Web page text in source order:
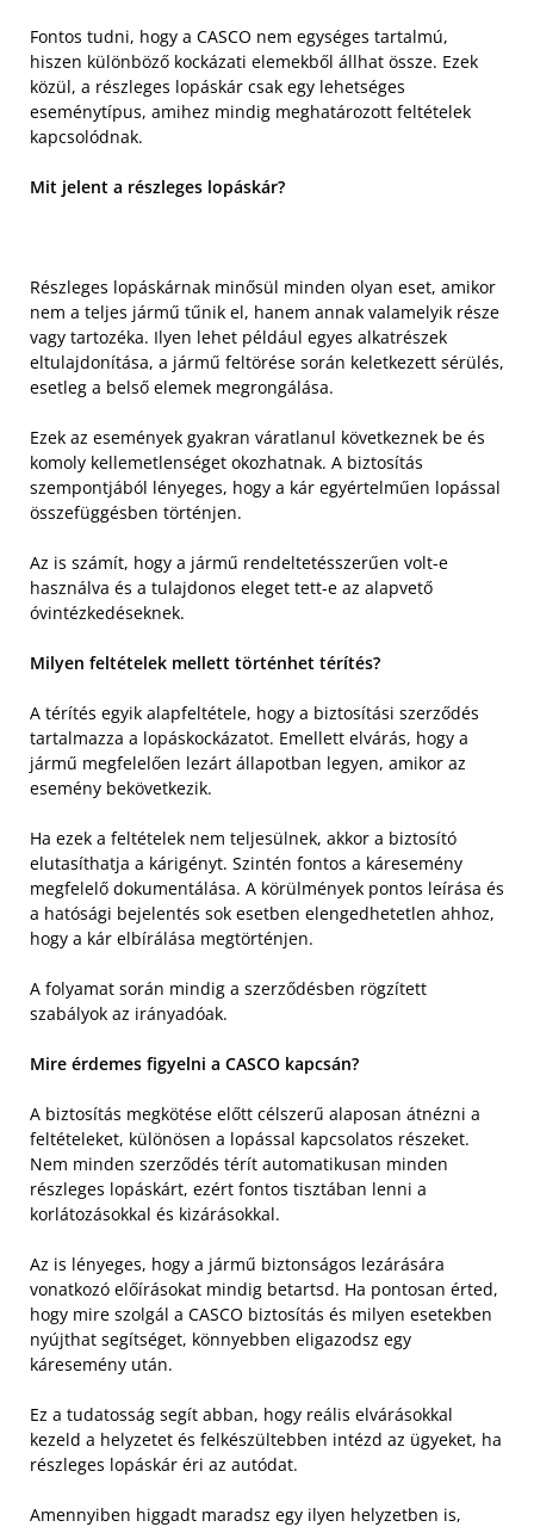
Fontos tudni, hogy a CASCO nem egységes tartalmú,
hiszen különböző kockázati elemekből állhat össze. Ezek
közül, a részleges lopáskár csak egy lehetséges
eseménytípus, amihez mindig meghatározott feltételek
kapcsolódnak.
Mit jelent a részleges lopáskár?
Részleges lopáskárnak minősül minden olyan eset, amikor
nem a teljes jármű tűnik el, hanem annak valamelyik része
vagy tartozéka. Ilyen lehet például egyes alkatrészek
eltulajdonítása, a jármű feltörése során keletkezett sérülés,
esetleg a belső elemek megrongálása.
Ezek az események gyakran váratlanul következnek be és
komoly kellemetlenséget okozhatnak. A biztosítás
szempontjából lényeges, hogy a kár egyértelműen lopással
összefüggésben történjen.
Az is számít, hogy a jármű rendeltetésszerűen volt-e
használva és a tulajdonos eleget tett-e az alapvető
óvintézkedéseknek.
Milyen feltételek mellett történhet térítés?
A térítés egyik alapfeltétele, hogy a biztosítási szerződés
tartalmazza a lopáskockázatot. Emellett elvárás, hogy a
jármű megfelelően lezárt állapotban legyen, amikor az
esemény bekövetkezik.
Ha ezek a feltételek nem teljesülnek, akkor a biztosító
elutasíthatja a kárigényt. Szintén fontos a káresemény
megfelelő dokumentálása. A körülmények pontos leírása és
a hatósági bejelentés sok esetben elengedhetetlen ahhoz,
hogy a kár elbírálása megtörténjen.
A folyamat során mindig a szerződésben rögzített
szabályok az irányadóak.
Mire érdemes figyelni a CASCO kapcsán?
A biztosítás megkötése előtt célszerű alaposan átnézni a
feltételeket, különösen a lopással kapcsolatos részeket.
Nem minden szerződés térít automatikusan minden
részleges lopáskárt, ezért fontos tisztában lenni a
korlátozásokkal és kizárásokkal.
Az is lényeges, hogy a jármű biztonságos lezárására
vonatkozó előírásokat mindig betartsd. Ha pontosan érted,
hogy mire szolgál a CASCO biztosítás és milyen esetekben
nyújthat segítséget, könnyebben eligazodsz egy
káresemény után.
Ez a tudatosság segít abban, hogy reális elvárásokkal
kezeld a helyzetet és felkészültebben intézd az ügyeket, ha
részleges lopáskár éri az autódat.
Amennyiben higgadt maradsz egy ilyen helyzetben is,